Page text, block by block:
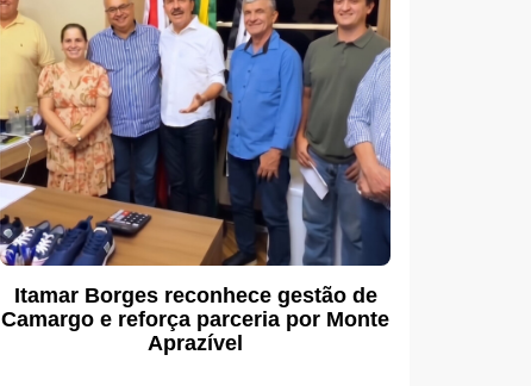
Itamar Borges reconhece gestão de
Camargo e reforça parceria por Monte
Aprazível